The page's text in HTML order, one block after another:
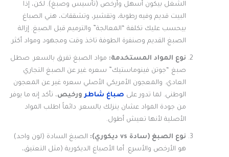
الشغل بيكون أسهل وأرخص (تأسيس وصبغ). لكن، إذا
البيت قديم وفيه رطوبة، وتقشير، وتشققات، هني الصباغ
بيحسب عليك تكلفة “المعالجة” والترميم قبل الصبغ. إزالة
الصبغ القديم وصنفرة الطوفة تاخذ وقت ومجهود ومواد أكثر.
نوع المواد المستخدمة: مواد الصبغ تفرق بالسعر. صطل
صبغ “جوتن فينوماستيك” سعره غير عن الصبغ التجاري
العادي. والمعجون الأمريكي الأصلي سعره غير عن المعجون
الوطني. لما تدور على صباغ شاطرورخيص، تأكد إنه ما يوفر
من جودة المواد عشان ينزلك بالسعر. دائماً اطلب المواد
الأصلية لأنها تعيش أطول.
نوع الصبغ (سادة vs ديكوري):
الصبغ السادة (لون واحد)
هو الأرخص والأسرع. أما الأصباغ الديكورية (مثل التعتيق،